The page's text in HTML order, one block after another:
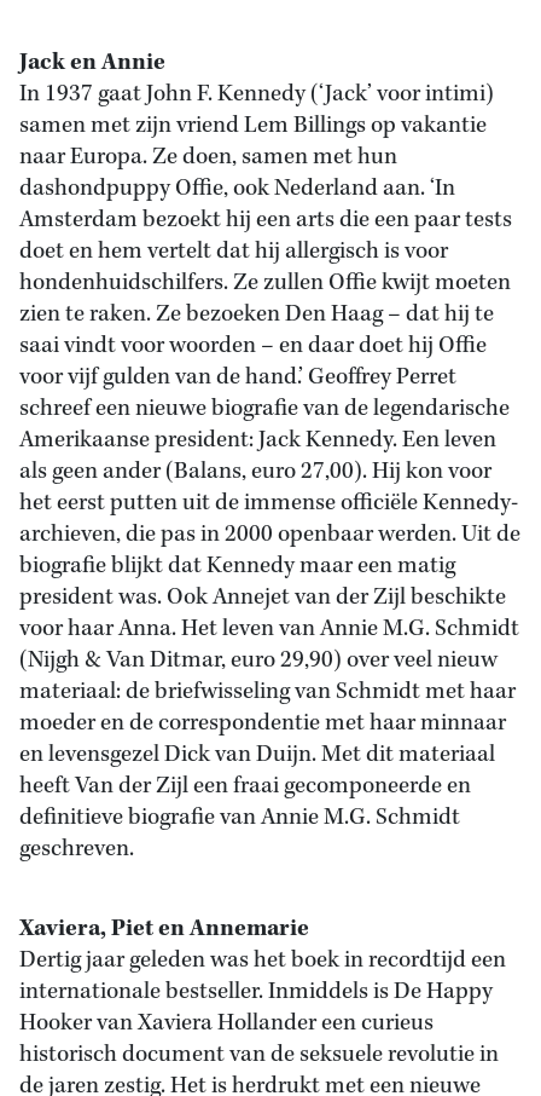
Jack en Annie
In 1937 gaat John F. Kennedy (‘Jack’ voor intimi)
samen met zijn vriend Lem Billings op vakantie
naar Europa. Ze doen, samen met hun
dashondpuppy Offie, ook Nederland aan. ‘In
Amsterdam bezoekt hij een arts die een paar tests
doet en hem vertelt dat hij allergisch is voor
hondenhuidschilfers. Ze zullen Offie kwijt moeten
zien te raken. Ze bezoeken Den Haag – dat hij te
saai vindt voor woorden – en daar doet hij Offie
voor vijf gulden van de hand.’ Geoffrey Perret
schreef een nieuwe biografie van de legendarische
Amerikaanse president: Jack Kennedy. Een leven
als geen ander (Balans, euro 27,00). Hij kon voor
het eerst putten uit de immense officiële Kennedy-
archieven, die pas in 2000 openbaar werden. Uit de
biografie blijkt dat Kennedy maar een matig
president was. Ook Annejet van der Zijl beschikte
voor haar Anna. Het leven van Annie M.G. Schmidt
(Nijgh & Van Ditmar, euro 29,90) over veel nieuw
materiaal: de briefwisseling van Schmidt met haar
moeder en de correspondentie met haar minnaar
en levensgezel Dick van Duijn. Met dit materiaal
heeft Van der Zijl een fraai gecomponeerde en
definitieve biografie van Annie M.G. Schmidt
geschreven.
Xaviera, Piet en Annemarie
Dertig jaar geleden was het boek in recordtijd een
internationale bestseller. Inmiddels is De Happy
Hooker van Xaviera Hollander een curieus
historisch document van de seksuele revolutie in
de jaren zestig. Het is herdrukt met een nieuwe